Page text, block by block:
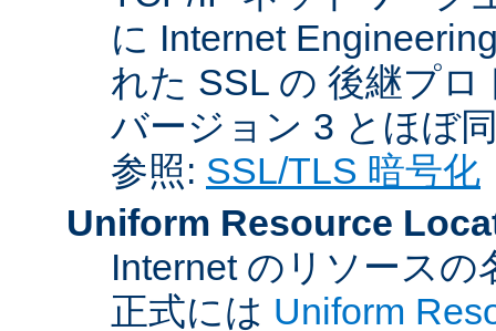
に Internet
れた SSL の 後継プ
バージョン 3 とほぼ
参照: SSL/TLS 暗号化
Uniform Resource
Internet のリソース
正式には Uniform